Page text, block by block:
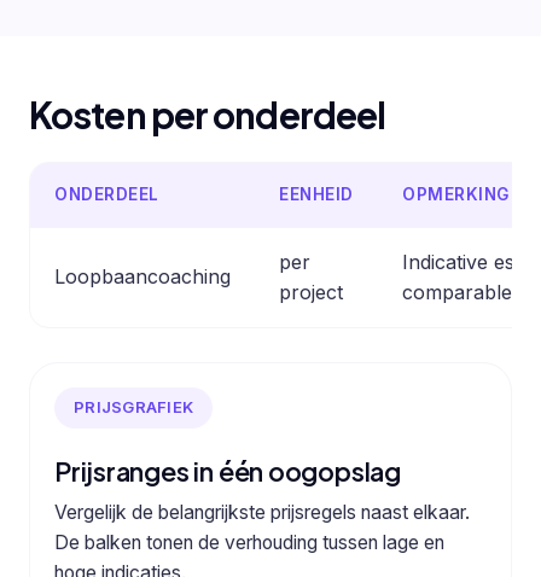
Kosten per onderdeel
ONDERDEEL EENHEID OPMERKING
Loopbaancoaching
per
project
Indicative
comparable
PRIJSGRAFIEK
Prijsranges in één oogopslag
Vergelijk de belangrijkste prijsregels naast elkaar.
De balken tonen de verhouding tussen lage en